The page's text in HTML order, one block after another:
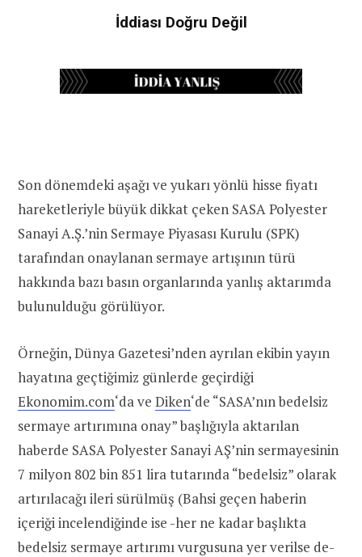
İddiası Doğru Değil
Son dönemdeki aşağı ve yukarı yönlü hisse fiyatı
hareketleriyle büyük dikkat çeken SASA Polyester
Sanayi A.Ş.’nin Sermaye Piyasası Kurulu (SPK)
tarafından onaylanan sermaye artışının türü
hakkında bazı basın organlarında yanlış aktarımda
bulunulduğu görülüyor.
Örneğin, Dünya Gazetesi’nden ayrılan ekibin yayın
hayatına geçtiğimiz günlerde geçirdiği
Ekonomim.com‘da ve Diken‘de “SASA’nın bedelsiz
sermaye artırımına onay” başlığıyla aktarılan
haberde SASA Polyester Sanayi AŞ’nin sermayesinin
7 milyon 802 bin 851 lira tutarında “bedelsiz” olarak
artırılacağı ileri sürülmüş (Bahsi geçen haberin
içeriği incelendiğinde ise -her ne kadar başlıkta
bedelsiz sermaye artırımı vurgusuna yer verilse de-